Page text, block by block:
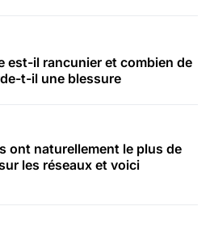
est-il rancunier et combien de
t-il une blessure
ont naturellement le plus de
les réseaux et voici